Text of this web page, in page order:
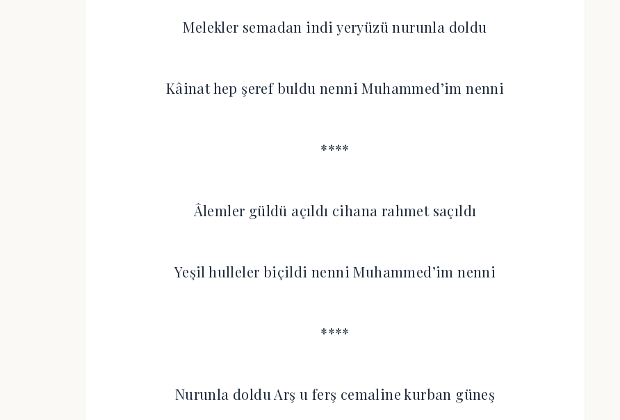
Melekler semadan indi yeryüzü nurunla doldu
Kâinat hep şeref buldu nenni Muhammed’im nenni
****
Âlemler güldü açıldı cihana rahmet saçıldı
Yeşil hulleler biçildi nenni Muhammed’im nenni
****
Nurunla doldu Arş u ferş cemaline kurban güneş